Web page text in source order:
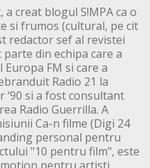
a creat blogul S!MPA ca o
si frumos (cultural, pe cit
redactor sef al revistei
din echipa care a
FM si care a
Radio 21 la
‘90 si a fost consultant
Radio Guerrilla. A
Ca-n filme (Digi 24
personal pentru
"10 pentru film", este
pentru artisti,